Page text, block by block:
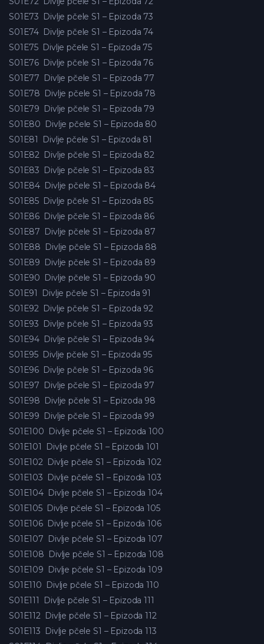
S01E73 Divlje pčele S1 – Epizoda 73
S01E74 Divlje pčele S1 – Epizoda 74
S01E75 Divlje pčele S1 – Epizoda 75
S01E76 Divlje pčele S1 – Epizoda 76
S01E77 Divlje pčele S1 – Epizoda 77
S01E78 Divlje pčele S1 – Epizoda 78
S01E79 Divlje pčele S1 – Epizoda 79
S01E80 Divlje pčele S1 – Epizoda 80
S01E81
Divlje pčele S1 – Epizoda 81
S01E82 Divlje pčele S1 – Epizoda 82
S01E83 Divlje pčele S1 – Epizoda 83
S01E84 Divlje pčele S1 – Epizoda 84
S01E85 Divlje pčele S1 – Epizoda 85
S01E86 Divlje pčele S1 – Epizoda 86
S01E87 Divlje pčele S1 – Epizoda 87
S01E88 Divlje pčele S1 – Epizoda 88
S01E89 Divlje pčele S1 – Epizoda 89
S01E90 Divlje pčele S1 – Epizoda 90
S01E91
Divlje pčele S1 – Epizoda 91
S01E92 Divlje pčele S1 – Epizoda 92
S01E93 Divlje pčele S1 – Epizoda 93
S01E94 Divlje pčele S1 – Epizoda 94
S01E95 Divlje pčele S1 – Epizoda 95
S01E96 Divlje pčele S1 – Epizoda 96
S01E97 Divlje pčele S1 – Epizoda 97
S01E98 Divlje pčele S1 – Epizoda 98
S01E99 Divlje pčele S1 – Epizoda 99
S01E100 Divlje pčele S1 – Epizoda 100
S01E101
Divlje pčele S1 – Epizoda 101
S01E102 Divlje pčele S1 – Epizoda 102
S01E103 Divlje pčele S1 – Epizoda 103
S01E104 Divlje pčele S1 – Epizoda 104
S01E105 Divlje pčele S1 – Epizoda 105
S01E106 Divlje pčele S1 – Epizoda 106
S01E107 Divlje pčele S1 – Epizoda 107
S01E108 Divlje pčele S1 – Epizoda 108
S01E109 Divlje pčele S1 – Epizoda 109
S01E110 Divlje pčele S1 – Epizoda 110
S01E111
Divlje pčele S1 – Epizoda 111
S01E112 Divlje pčele S1 – Epizoda 112
S01E113 Divlje pčele S1 – Epizoda 113